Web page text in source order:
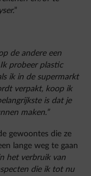
”
de andere een
probeer plastic
ik in de supermarkt
verpakt, koop ik
is dat je
maken.”
gewoontes die ze
lange weg te gaan
het verbruik van
die ik tot nu